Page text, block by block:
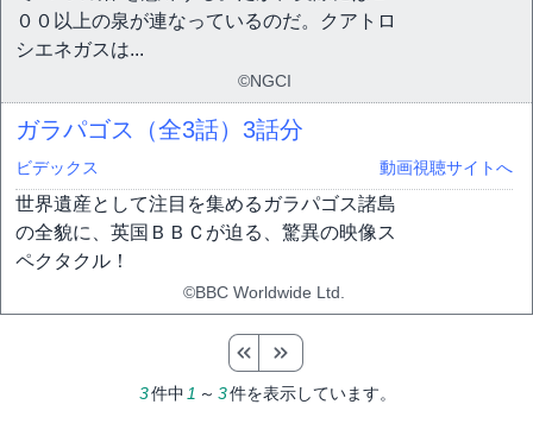
００以上の泉が連なっているのだ。クアトロ
シエネガスは...
©NGCI
ガラパゴス（全3話） 3話分
ビデックス 動画視聴サイトへ
世界遺産として注目を集めるガラパゴス諸島
の全貌に、英国ＢＢＣが迫る、驚異の映像ス
ペクタクル！
©BBC Worldwide Ltd.
3件中 1 ～ 3件を表示しています。